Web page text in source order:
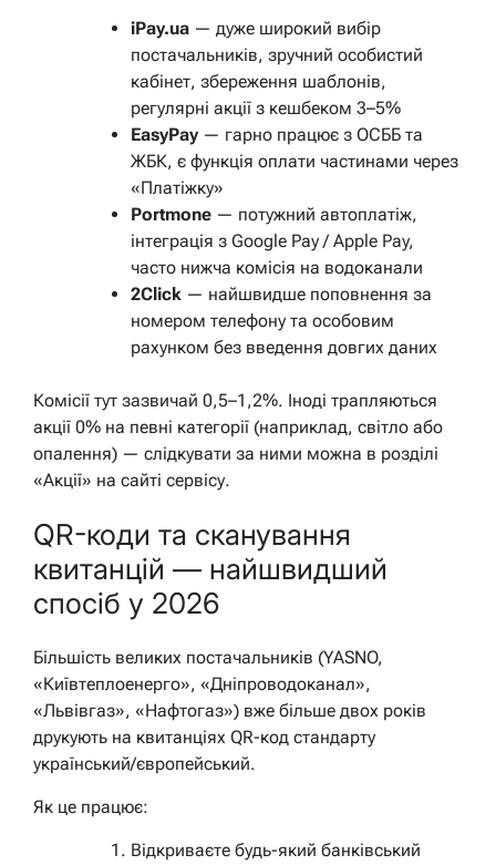
iPay.ua — дуже широкий вибір
постачальників, зручний особистий
кабінет, збереження шаблонів,
регулярні акції з кешбеком 3–5%
EasyPay — гарно працює з ОСББ та
ЖБК, є функція оплати частинами через
«Платіжку»
Portmone — потужний автоплатіж,
інтеграція з Google Pay / Apple Pay,
часто нижча комісія на водоканали
2Click — найшвидше поповнення за
номером телефону та особовим
рахунком без введення довгих даних
Комісії тут зазвичай 0,5–1,2%. Іноді трапляються
акції 0% на певні категорії (наприклад, світло або
опалення) — слідкувати за ними можна в розділі
«Акції» на сайті сервісу.
QR-коди та сканування
квитанцій — найшвидший
спосіб у 2026
Більшість великих постачальників (YASNO,
«Київтеплоенерго», «Дніпроводоканал»,
«Львівгаз», «Нафтогаз») вже більше двох років
друкують на квитанціях QR-код стандарту
український/європейський.
Як це працює:
Відкриваєте будь-який банківський